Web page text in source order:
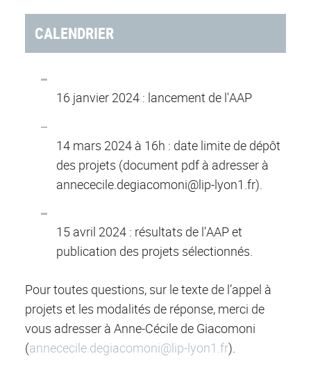
CALENDRIER
16 janvier 2024 : lancement de l'AAP
14 mars 2024 à 16h : date limite de dépôt
des projets (document pdf à adresser à
annececile.degiacomoni@lip-lyon1.fr).
15 avril 2024 : résultats de l’AAP et
publication des projets sélectionnés.
Pour toutes questions, sur le texte de l’appel à
projets et les modalités de réponse, merci de
vous adresser à Anne-Cécile de Giacomoni
(annececile.degiacomoni@lip-lyon1.fr).